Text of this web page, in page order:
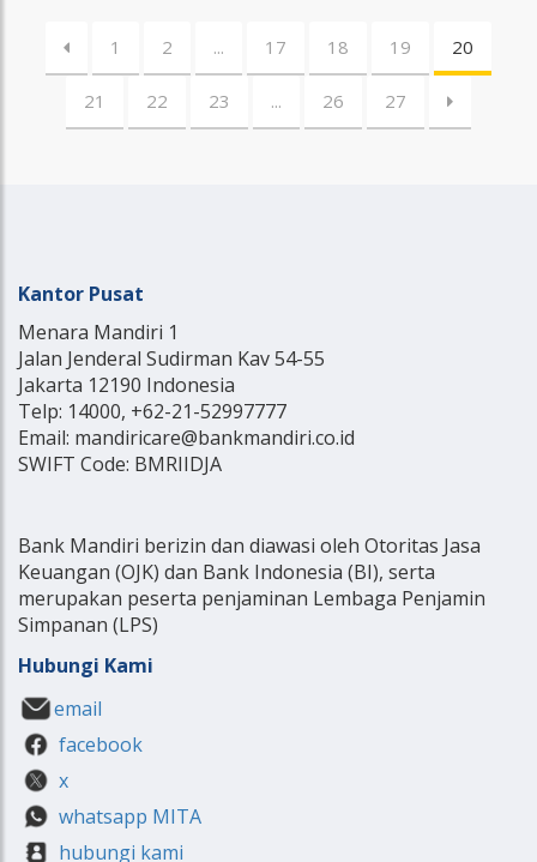
1 2 ... 17 18 19 20
21 22 23 ... 26 27
Kantor Pusat
Menara Mandiri 1
Jalan Jenderal Sudirman Kav 54-55
Jakarta 12190 Indonesia
Telp: 14000, +62-21-52997777
Email: mandiricare@bankmandiri.co.id
SWIFT Code: BMRIIDJA
Bank Mandiri berizin dan diawasi oleh Otoritas Jasa
Keuangan (OJK) dan Bank Indonesia (BI), serta
merupakan peserta penjaminan Lembaga Penjamin
Simpanan (LPS)
Hubungi Kami
email
facebook
x
whatsapp MITA
hubungi kami